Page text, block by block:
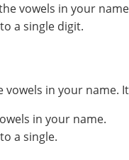
vowels in your
a single digit.
in your
in your name.
a single.